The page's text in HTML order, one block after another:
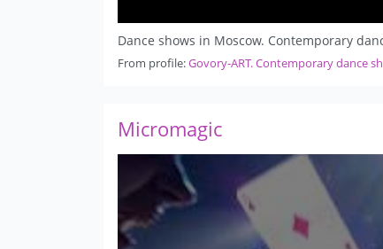
Dance shows in Moscow. Contemporary
From profile:Govory-ART. Contemporary dance
Micromagic